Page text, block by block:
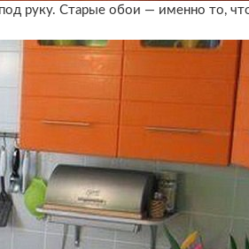
под руку. Старые обои — именно то,